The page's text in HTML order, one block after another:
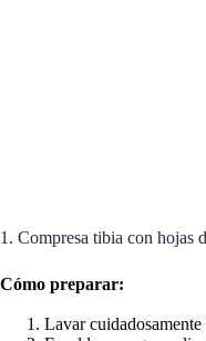
1. Compresa tibia con hojas
Cómo preparar:
Lavar